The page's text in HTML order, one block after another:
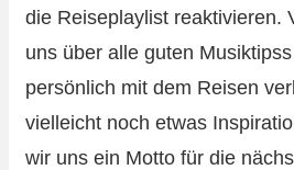
die Reiseplaylist reaktivieren.
uns über alle guten
persönlich mit dem Reisen
vielleicht noch etwas
wir uns ein Motto für die